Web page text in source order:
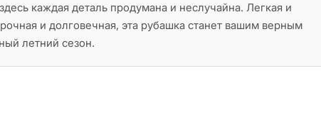
каждая деталь продумана и неслучайна. Легкая и
и долговечная, эта рубашка станет вашим верным
летний сезон.